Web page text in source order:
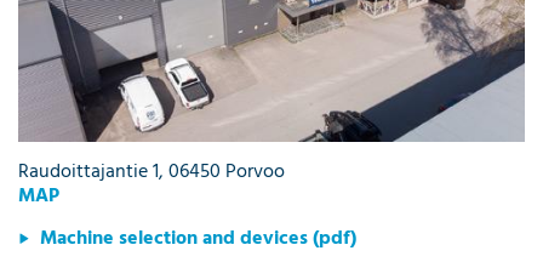
Raudoittajantie 1, 06450 Porvoo
MAP
Machine selection and devices (pdf)